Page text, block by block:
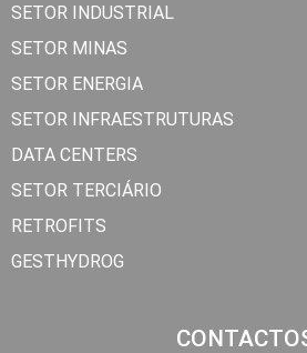
SETOR INDUSTRIAL
SETOR MINAS
SETOR ENERGIA
SETOR INFRAESTRUTURAS
DATA CENTERS
SETOR TERCIÁRIO
RETROFITS
GESTHYDROG